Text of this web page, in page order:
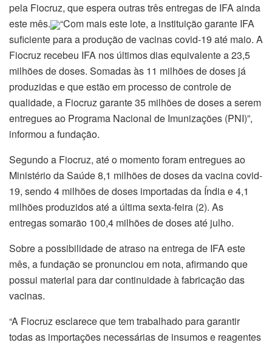
pela Fiocruz, que espera outras três entregas de IFA ainda
este mês.
“Com mais este lote, a instituição garante IFA
suficiente para a produção de vacinas covid-19 até maio. A
Fiocruz recebeu IFA nos últimos dias equivalente a 23,5
milhões de doses. Somadas às 11 milhões de doses já
produzidas e que estão em processo de controle de
qualidade, a Fiocruz garante 35 milhões de doses a serem
entregues ao Programa Nacional de Imunizações (PNI)”,
informou a fundação.
Segundo a Fiocruz, até o momento foram entregues ao
Ministério da Saúde 8,1 milhões de doses da vacina covid-
19, sendo 4 milhões de doses importadas da Índia e 4,1
milhões produzidos até a última sexta-feira (2). As
entregas somarão 100,4 milhões de doses até julho.
Sobre a possibilidade de atraso na entrega de IFA este
mês, a fundação se pronunciou em nota, afirmando que
possui material para dar continuidade à fabricação das
vacinas.
“A Fiocruz esclarece que tem trabalhado para garantir
todas as importações necessárias de insumos e reagentes